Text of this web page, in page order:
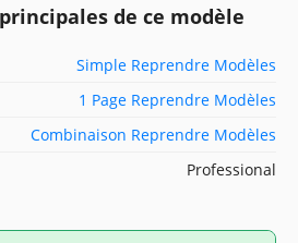
de ce modèle
Simple Reprendre Modèles
1 Page Reprendre Modèles
Combinaison Reprendre Modèles
Professional